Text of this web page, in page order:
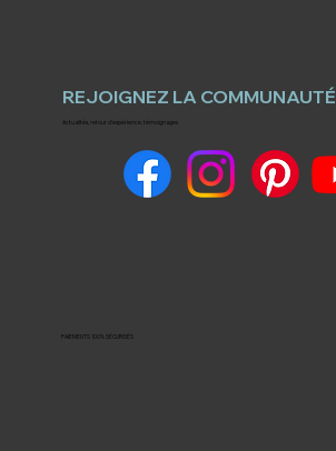
REJOIGNEZ LA COMMUNAUTÉ
Actualités, retour d'expérience, témoignages
PAIEMENTS 100% SÉCURISÉS